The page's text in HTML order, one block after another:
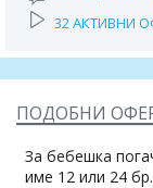
32 АКТИВНИ
ПОДОБНИ
За бебешка
име 12 или 24